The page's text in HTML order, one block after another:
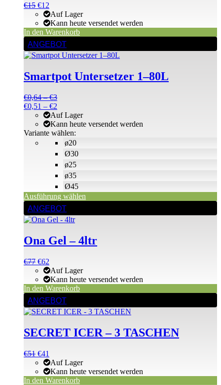
Ursprünglicher
Preis
war:
€15
€15Aktueller
Preis
ist:
€15.
€12
Auf Lager
Kann heute versendet werden
In den Warenkorb
ANGEBOT
Smartpot Untersetzer 1–80L
€0,64 –€3Preisspanne:
bis
€3
€0,51 – €2
€0,51
bis
€2
ø20
Ø30
ø25
ø35
Ø45
Auf Lager
Kann heute versendet werden
Variante wählen:
Ausführung wählen
Dieses
Produkt
weist
Varianten
auf.
Die
Optionen
können
der
Produktseite
gewählt
ANGEBOT
Ona Gel – 4ltr
Ursprünglicher
Preis
war:
€77
€77Aktueller
Preis
ist:
€77.
€62
Auf Lager
Kann heute versendet werden
In den Warenkorb
ANGEBOT
SECRET ICER – 3 TASCHEN
Ursprünglicher
Preis
war:
€52
€51Aktueller
Preis
ist:
€51.
€41
Auf Lager
Kann heute versendet werden
In den Warenkorb